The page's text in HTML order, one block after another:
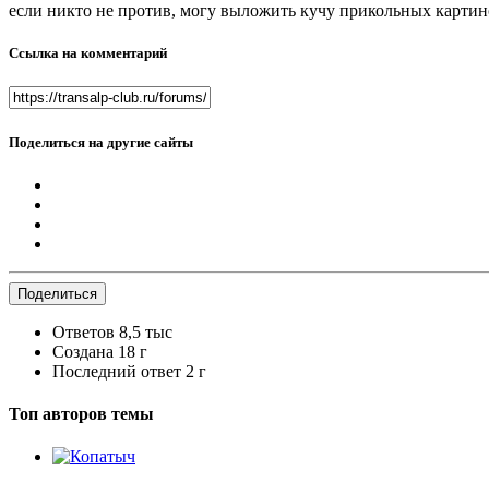
если никто не против, могу выложить кучу прикольных
Ссылка на комментарий
Поделиться на другие сайты
Поделиться
Ответов 8,5 тыс
Создана 18 г
Последний ответ 2 г
Топ авторов темы